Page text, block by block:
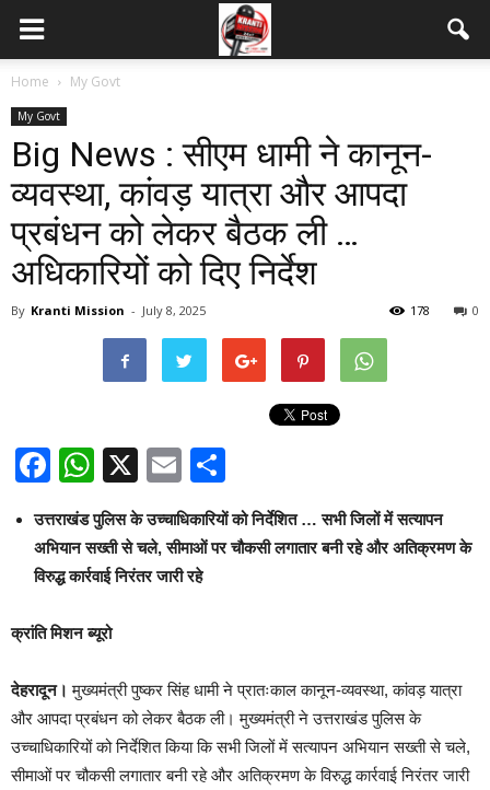
Home My Govt
My Govt
Big News : सीएम धामी ने कानून-
व्यवस्था, कांवड़ यात्रा और आपदा
प्रबंधन को लेकर बैठक ली …
अधिकारियों को दिए निर्देश
By Kranti Mission - July 8, 2025 0
178
Facebook
WhatsApp
X Email
उत्तराखंड पुलिस के उच्चाधिकारियों को निर्देशित … सभी जिलों में सत्यापन
अभियान सख्ती से चले, सीमाओं पर चौकसी लगातार बनी रहे और अतिक्रमण के
विरुद्ध कार्रवाई निरंतर जारी रहे
क्रांति मिशन ब्यूरो
देहरादून। मुख्यमंत्री पुष्कर सिंह धामी ने प्रातःकाल कानून-व्यवस्था, कांवड़ यात्रा
और आपदा प्रबंधन को लेकर बैठक ली। मुख्यमंत्री ने उत्तराखंड पुलिस के
उच्चाधिकारियों को निर्देशित किया कि सभी जिलों में सत्यापन अभियान सख्ती से चले,
सीमाओं पर चौकसी लगातार बनी रहे और अतिक्रमण के विरुद्ध कार्रवाई निरंतर जारी